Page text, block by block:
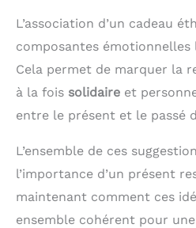
L’association d’un cadeau
composantes émotionnelles
Cela permet de marquer la
à la fois solidaire et
entre le présent et le passé
L’ensemble de ces
l’importance d’un présent
maintenant comment ces
ensemble cohérent pour